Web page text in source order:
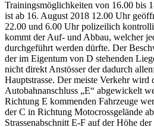
Trainingsmöglichkeiten von 16.00 bis
ist ab 16. August 2018 12.00 Uhr
22.00 und 6.00 Uhr polizeilich
kommt der Auf- und Abbau, welcher
durchgeführt werden dürfte. Der
der im Eigentum von D stehenden
nicht direkt Anstösser der dadurch
Hauptstrasse. Der meiste Verkehr wird
Autobahnanschluss „E“ abgewickelt
Richtung E kommenden Fahrzeuge
der C in Richtung Motocrossgelände
Strassenabschnitt E-F auf der Höhe